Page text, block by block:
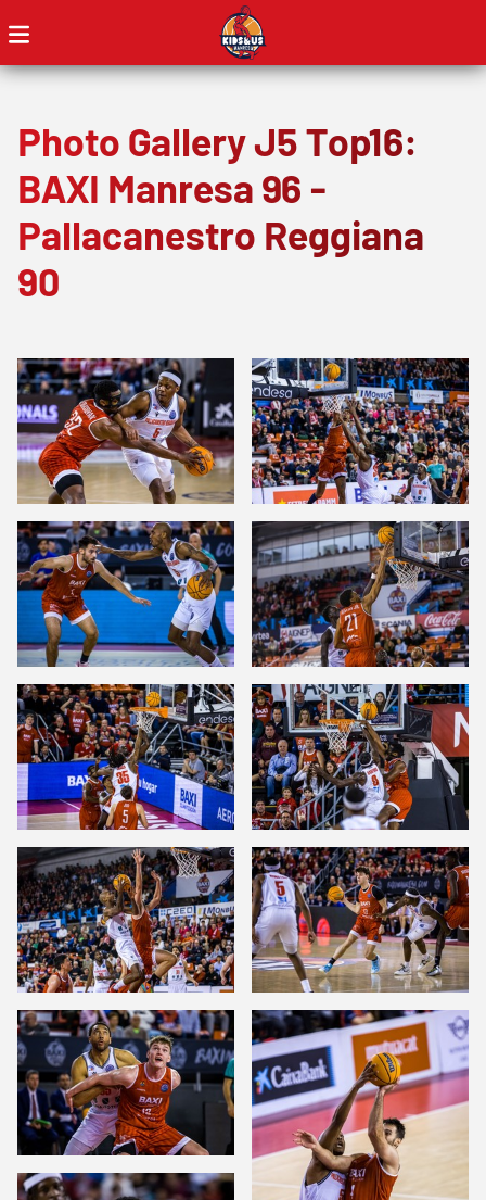
Photo Gallery J5 Top16:
BAXI Manresa 96 -
Pallacanestro Reggiana
90